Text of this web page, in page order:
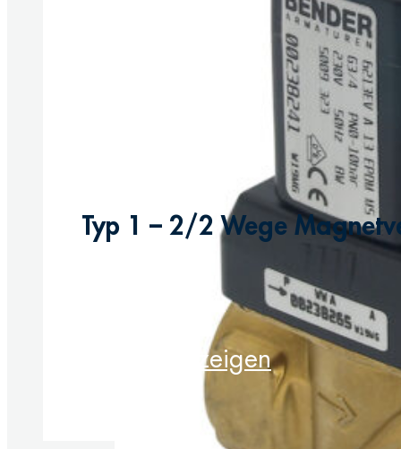
Typ 1 – 2/2 Wege
Produkt anzeigen